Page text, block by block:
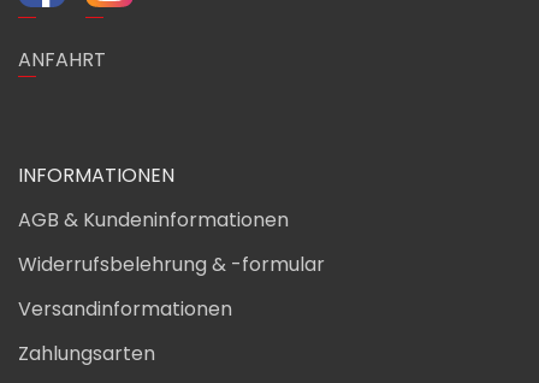
ANFAHRT
INFORMATIONEN
AGB & Kundeninformationen
Widerrufsbelehrung & -formular
Versandinformationen
Zahlungsarten